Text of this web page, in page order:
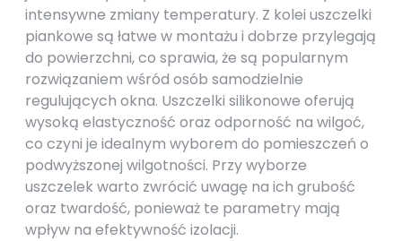
intensywne zmiany temperatury. Z kolei uszczelki
piankowe są łatwe w montażu i dobrze przylegają
do powierzchni, co sprawia, że są popularnym
rozwiązaniem wśród osób samodzielnie
regulujących okna. Uszczelki silikonowe oferują
wysoką elastyczność oraz odporność na wilgoć,
co czyni je idealnym wyborem do pomieszczeń o
podwyższonej wilgotności. Przy wyborze
uszczelek warto zwrócić uwagę na ich grubość
oraz twardość, ponieważ te parametry mają
wpływ na efektywność izolacji.